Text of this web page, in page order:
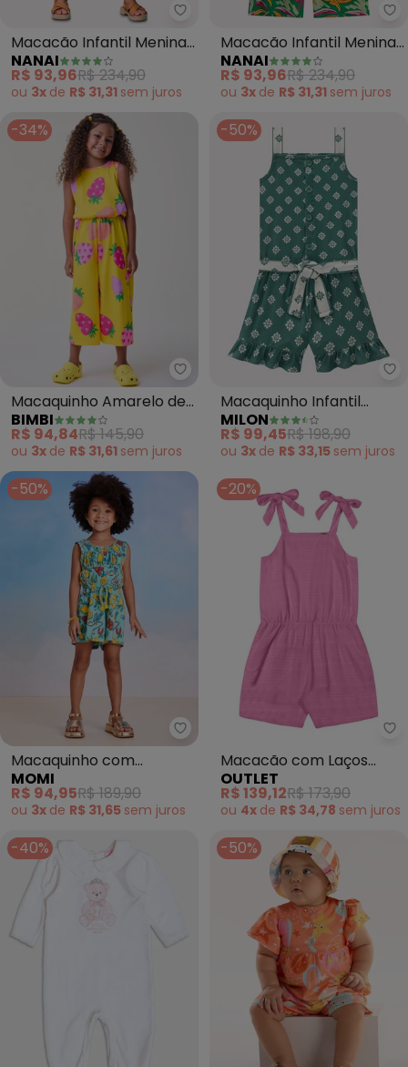
Nanai - Macacão Infantil
Macacão Infantil Menina
Pantacourt (Branco)
NANAI
R$ 93,96R$ 234,90
ou 3x de R$ 31,31 sem juros
Macacão Infantil Menina
Pantacourt (Verde)
NANAI
R$ 93,96R$ 234,90
ou 3x de R$ 31,31 sem juros
-34%
Bimbi - Macaquinho Amarelo
Macaquinho Amarelo de
Morangos (Amarelo)
BIMBI
R$ 94,84R$ 145,90
ou 3x de R$ 31,61 sem juros
-50%
Macaquinho Infantil
Menina em Cotton
(Verde)
MILON
R$ 99,45R$ 198,90
ou 3x de R$ 33,15 sem juros
-50%
Momi - Macaquinho com
Macaquinho com
Estampa de Frutas (Azul)
MOMI
R$ 94,95R$ 189,90
ou 3x de R$ 31,65 sem juros
-20%
Macacão com Laços
Menina (Rosa )
OUTLET
R$ 139,12R$ 173,90
ou 4x de R$ 34,78 sem juros
-40% -50%